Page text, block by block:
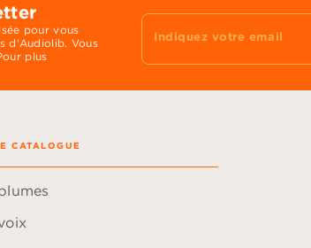
pour vous
d'Audiolib. Vous
plus
Indiquez votre email
CATALOGUE